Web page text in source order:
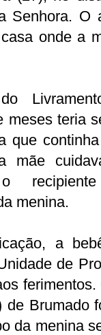
Senhora. O
onde a
meses teria
que
mãe
o
menina.
a
de
Brumado
da menina